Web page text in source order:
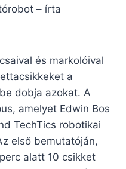
– írta
és markolóival
a
dobja azokat. A
amelyet Edwin Bos
TechTics robotikai
első bemutatóján,
alatt 10 csikket